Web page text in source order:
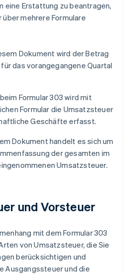
eine Erstattung zu beantragen,
mehrere Formulare
Dokument wird der Betrag
das vorangegangene Quartal
Formular 303 wird mit
Formular die Umsatzsteuer
Geschäfte erfasst.
Dokument handelt es sich um
der gesamten im
Umsatzsteuer.
und Vorsteuer
mit dem Formular 303
von Umsatzsteuer, die Sie
berücksichtigen und
Ausgangssteuer und die